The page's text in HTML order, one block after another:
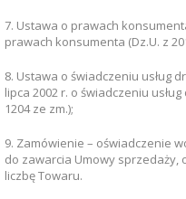
7. Ustawa o prawach
prawach konsumenta (Dz.U. z
8. Ustawa o świadczeniu usług
lipca 2002 r. o świadczeniu
1204 ze zm.);
9. Zamówienie – oświadczenie
do zawarcia Umowy sprzedaży,
liczbę Towaru.